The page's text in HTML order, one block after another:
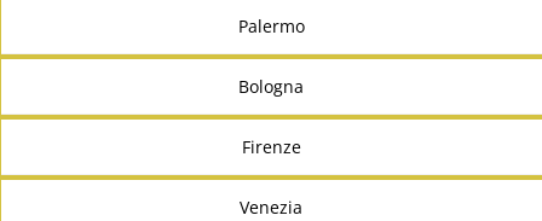
Palermo
Bologna
Firenze
Venezia